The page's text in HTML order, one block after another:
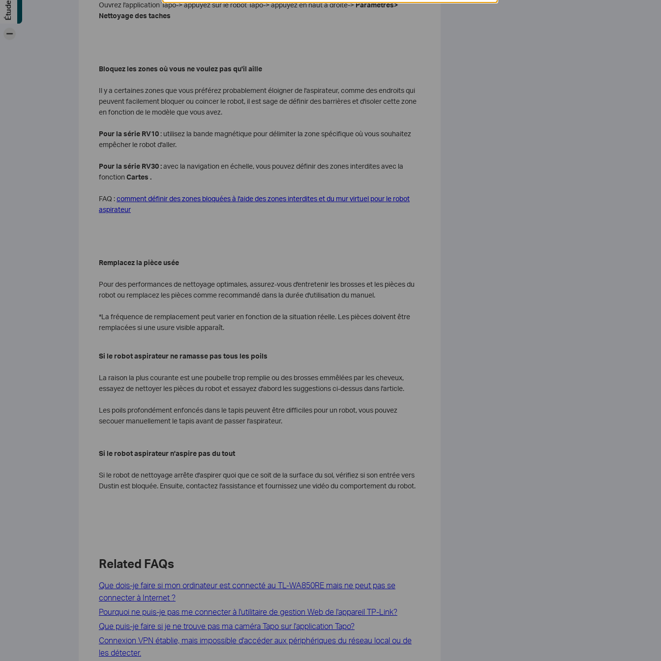
Ouvrez l'application Tapo-> appuyez sur le robot Tapo-> appuyez en haut à droite->Paramètres>
Nettoyage des taches
Bloquez les zones où vous ne voulez pas qu'il aille
Il y a certaines zones que vous préférez probablement éloigner de l'aspirateur, comme des endroits qui
peuvent facilement bloquer ou coincer le robot, il est sage de définir des barrières et d'isoler cette zone
en fonction de le modèle que vous avez.
Pour la série RV10: utilisez la bande magnétique pour délimiter la zone spécifique où vous souhaitez
empêcher le robot d'aller.
Pour la série RV30 :avec la navigation en échelle, vous pouvez définir des zones interdites avec la
fonction Cartes .
FAQ :comment définir des zones bloquées à l'aide des zones interdites et du mur virtuel pour le robot
aspirateur
Remplacez la pièce usée
Pour des performances de nettoyage optimales, assurez-vous d'entretenir les brosses et les pièces du
robot ou remplacez les pièces comme recommandé dans la durée d'utilisation du manuel.
*La fréquence de remplacement peut varier en fonction de la situation réelle. Les pièces doivent être
remplacées si une usure visible apparaît.
Si le robot aspirateur ne ramasse pas tous les poils
La raison la plus courante est une poubelle trop remplie ou des brosses emmêlées par les cheveux,
essayez de nettoyer les pièces du robot et essayez d'abord les suggestions ci-dessus dans l'article.
Les poils profondément enfoncés dans le tapis peuvent être difficiles pour un robot, vous pouvez
secouer manuellement le tapis avant de passer l'aspirateur.
Si le robot aspirateur n'aspire pas du tout
Si le robot de nettoyage arrête d'aspirer quoi que ce soit de la surface du sol, vérifiez si son entrée vers
Dustin est bloquée. Ensuite, contactez l'assistance et fournissez une vidéo du comportement du robot.
Related FAQs
Que dois-je faire si mon ordinateur est connecté au TL-WA850RE mais ne peut pas se
connecter à Internet ?
Pourquoi ne puis-je pas me connecter à l'utilitaire de gestion Web de l'appareil TP-Link?
Que puis-je faire si je ne trouve pas ma caméra Tapo sur l'application Tapo?
Connexion VPN établie, mais impossible d'accéder aux périphériques du réseau local ou de
les détecter.
-